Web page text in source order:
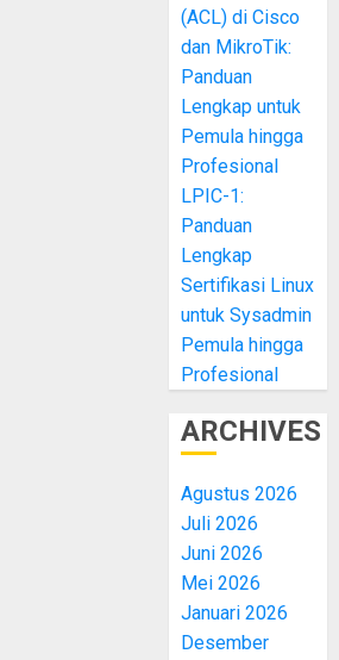
(ACL) di Cisco
dan MikroTik:
Panduan
Lengkap untuk
Pemula hingga
Profesional
LPIC-1:
Panduan
Lengkap
Sertifikasi Linux
untuk Sysadmin
Pemula hingga
Profesional
ARCHIVES
Agustus 2026
Juli 2026
Juni 2026
Mei 2026
Januari 2026
Desember